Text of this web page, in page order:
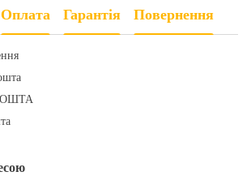
Оплата Гарантія Повернення